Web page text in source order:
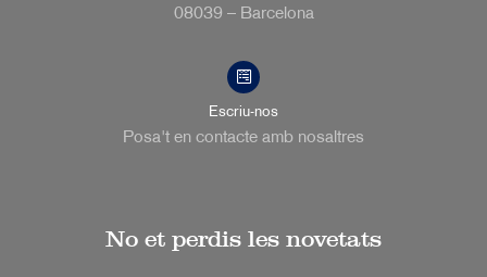
08039 – Barcelona
Escriu-nos
Posa't en contacte amb nosaltres
No et perdis les novetats